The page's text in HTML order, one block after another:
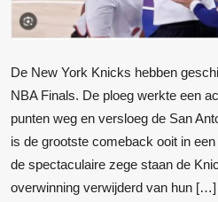
De New York Knicks hebben
NBA Finals. De ploeg werkte een
punten weg en versloeg de San
is de grootste comeback ooit in
de spectaculaire zege staan de
overwinning verwijderd van hun […]